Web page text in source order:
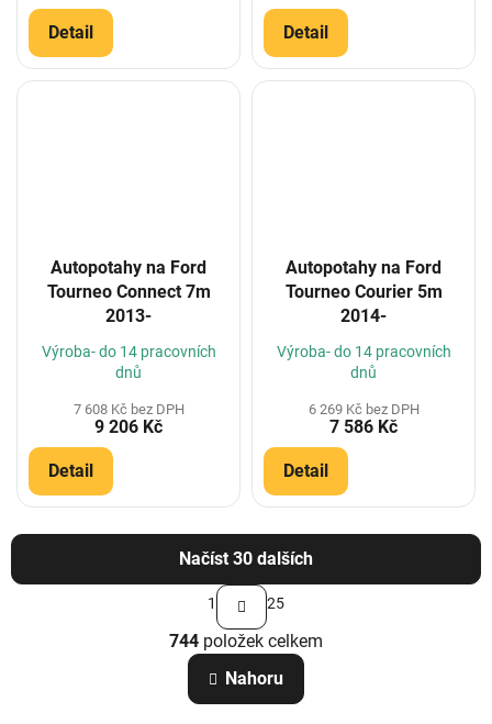
Detail Detail
Autopotahy na Ford
Tourneo Connect 7m
2013-
Výroba- do 14 pracovních
dnů
7 608 Kč bez DPH
9 206 Kč
Detail
Autopotahy na Ford
Tourneo Courier 5m
2014-
Výroba- do 14 pracovních
dnů
6 269 Kč bez DPH
7 586 Kč
Detail
O
v
l
á
d
Načíst 30 dalších
S
t
r
á
n
k
o
1 25
744 položek celkem
Nahoru